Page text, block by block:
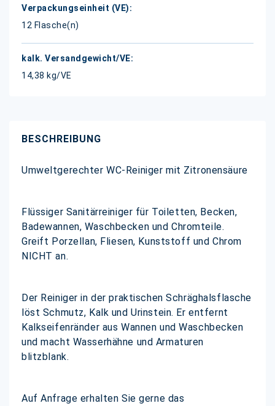
12 Flasche(n)
14,38 kg/VE
BESCHREIBUNG
Umweltgerechter WC-Reiniger mit Zitronensäure
Flüssiger Sanitärreiniger für Toiletten, Becken,
Badewannen, Waschbecken und Chromteile.
Greift Porzellan, Fliesen, Kunststoff und Chrom
NICHT an.
Der Reiniger in der praktischen Schräghalsflasche
löst Schmutz, Kalk und Urinstein. Er entfernt
Kalkseifenränder aus Wannen und Waschbecken
und macht Wasserhähne und Armaturen
blitzblank.
Auf Anfrage erhalten Sie gerne das